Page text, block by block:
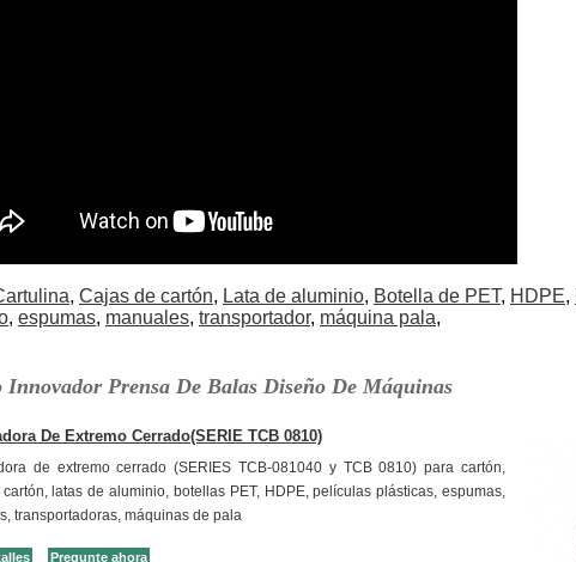
, Cajas de cartón, Lata de aluminio, Botella de PET, HDPE,
, espumas, manuales, transportador, máquina pala,
Innovador Prensa De Balas Diseño De Máquinas
De Extremo Cerrado(SERIE TCB 0810)
de extremo cerrado (SERIES TCB-081040 y TCB 0810) para cartón,
latas de aluminio, botellas PET, HDPE, películas plásticas, espumas,
transportadoras, máquinas de pala
Pregunte ahora